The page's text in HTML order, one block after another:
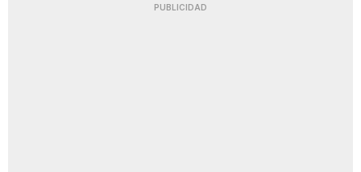
PUBLICIDAD